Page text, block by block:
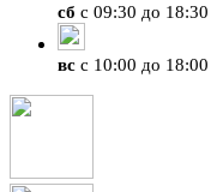
сб с 09:30 до 18:30
вс с 10:00 до 18:00